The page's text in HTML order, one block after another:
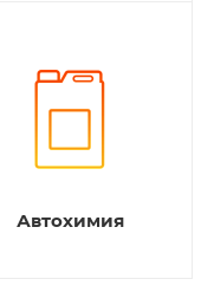
Автохимия